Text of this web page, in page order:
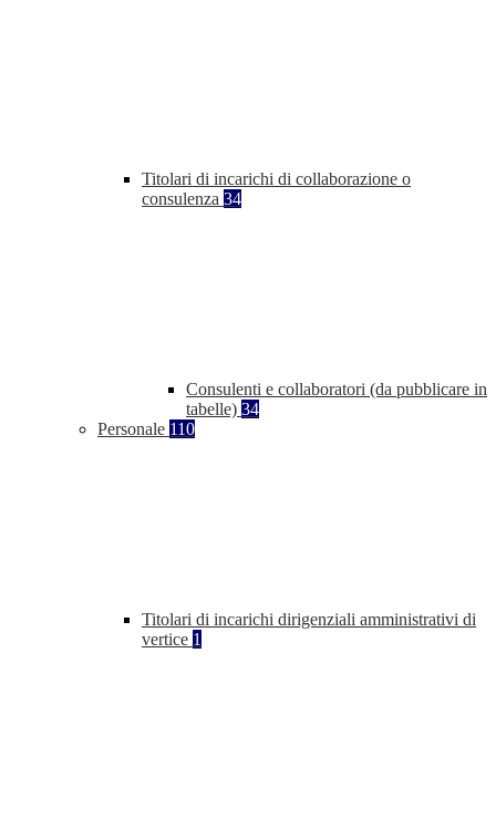
Titolari di incarichi di collaborazione o
consulenza 34
Consulenti e collaboratori (da pubblicare in
tabelle) 34
Personale 110
Titolari di incarichi dirigenziali amministrativi di
vertice 1